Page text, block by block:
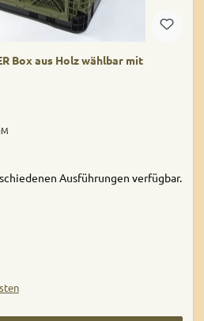
Box aus Holz wählbar mit
Ausführungen verfügbar.